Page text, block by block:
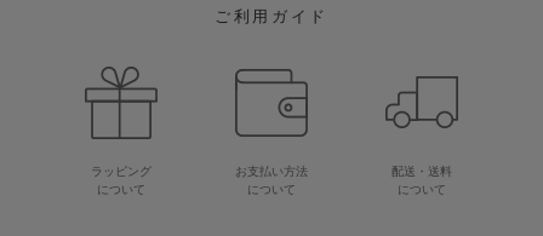
ご利用ガイド
ラッピング
について
お支払い方法
について
配送・送料
について